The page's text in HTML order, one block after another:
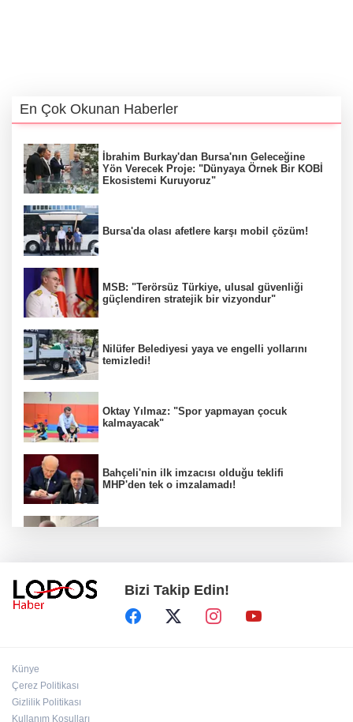
En Çok Okunan Haberler
İbrahim Burkay'dan Bursa'nın Geleceğine
Yön Verecek Proje: "Dünyaya Örnek Bir KOBİ
Ekosistemi Kuruyoruz"
Bursa'da olası afetlere karşı mobil çözüm!
MSB: "Terörsüz Türkiye, ulusal güvenliği
güçlendiren stratejik bir vizyondur"
Nilüfer Belediyesi yaya ve engelli yollarını
temizledi!
Oktay Yılmaz: "Spor yapmayan çocuk
kalmayacak"
Bahçeli'nin ilk imzacısı olduğu teklifi
MHP'den tek o imzalamadı!
Zafer Partisi Genel Başkanı Özdağ:
eminim."!
Bizi Takip Edin!
Künye
Çerez Politikası
Gizlilik Politikası
Kullanım Koşulları